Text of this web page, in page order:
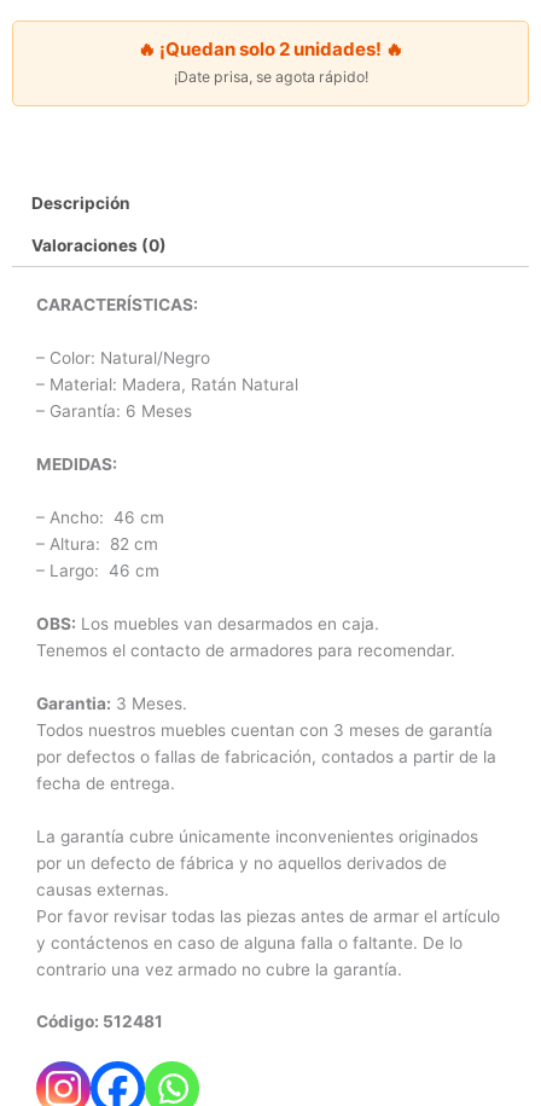
🔥 ¡Quedan solo 2 unidades! 🔥
¡Date prisa, se agota rápido!
Descripción
Valoraciones (0)
CARACTERÍSTICAS:
– Color: Natural/Negro
– Material: Madera, Ratán Natural
– Garantía: 6 Meses
MEDIDAS:
– Ancho: 46 cm
– Altura: 82 cm
– Largo: 46 cm
OBS: Los muebles van desarmados en caja.
Tenemos el contacto de armadores para recomendar.
Garantia: 3 Meses.
Todos nuestros muebles cuentan con 3 meses de garantía
por defectos o fallas de fabricación, contados a partir de la
fecha de entrega.
La garantía cubre únicamente inconvenientes originados
por un defecto de fábrica y no aquellos derivados de
causas externas.
Por favor revisar todas las piezas antes de armar el artículo
y contáctenos en caso de alguna falla o faltante. De lo
contrario una vez armado no cubre la garantía.
Código: 512481